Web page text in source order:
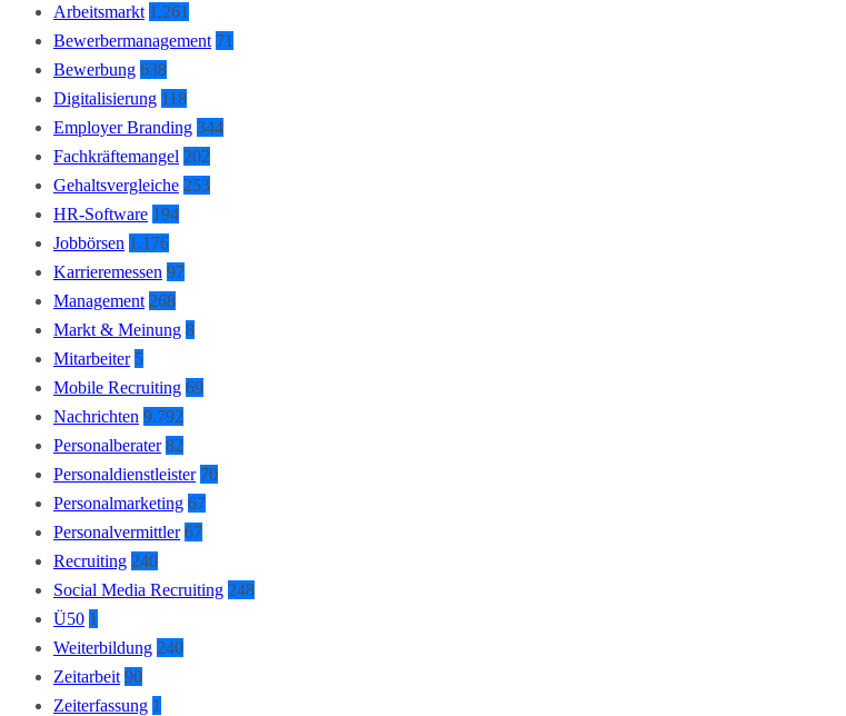
Arbeitsmarkt 1.261
Bewerbermanagement 71
Bewerbung 638
Digitalisierung 118
Employer Branding 344
Fachkräftemangel 202
Gehaltsvergleiche 253
HR-Software 194
Jobbörsen 1.176
Karrieremessen 97
Management 268
Markt & Meinung 8
Mitarbeiter 5
Mobile Recruiting 69
Nachrichten 9.792
Personalberater 82
Personaldienstleister 70
Personalmarketing 67
Personalvermittler 67
Recruiting 240
Social Media Recruiting 248
Ü50 1
Weiterbildung 240
Zeitarbeit 90
Zeiterfassung 1